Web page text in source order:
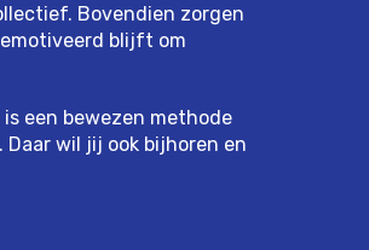
Bovendien zorgen
blijft om
is een bewezen methode
wil jij ook bijhoren en